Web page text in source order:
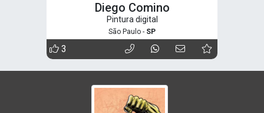
Diego Comino
Pintura digital
São Paulo - SP
3